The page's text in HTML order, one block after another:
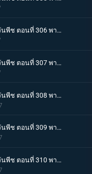
One piece วันพีช ตอนที่ 306 พากย์ไทย นางเงือกมายาปรากฏตัว? ท่ามกลางสติที่เลือนลาง
One piece วันพีช ตอนที่ 307 พากย์ไทย เกาะกำลังจมด้วยปืนใหญ่! การคัดค้านทั้งน้ำตาของแฟรงกี้!
One piece วันพีช ตอนที่ 308 พากย์ไทย รอคอยเพื่อลูฟี่! การต่อสู้เดิมพันด้วยชีวิตบนสะพานแห่งความลังเล
One piece วันพีช ตอนที่ 309 พากย์ไทย ทุ่มใจใส่กำปั้น! หมัดปืนกลทุ่มสุดตัวของลูฟี่
One piece วันพีช ตอนที่ 310 พากย์ไทย สหายผู้มาจากท้องทะเล! สายสัมพันธ์ที่เข้มแข็งของกลุ่มหมวกฟาง